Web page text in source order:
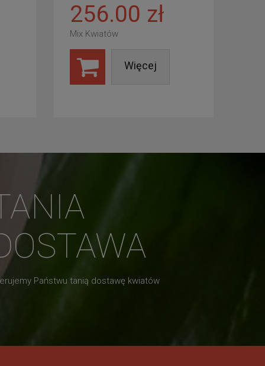
256.00 zł
Mix Kwiatów
Więcej
Państwu tanią dostawę kwiatów